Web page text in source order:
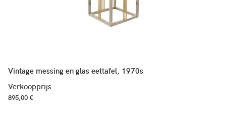
Vintage messing en glas eettafel, 1970s
Verkoopprijs
895,00 €